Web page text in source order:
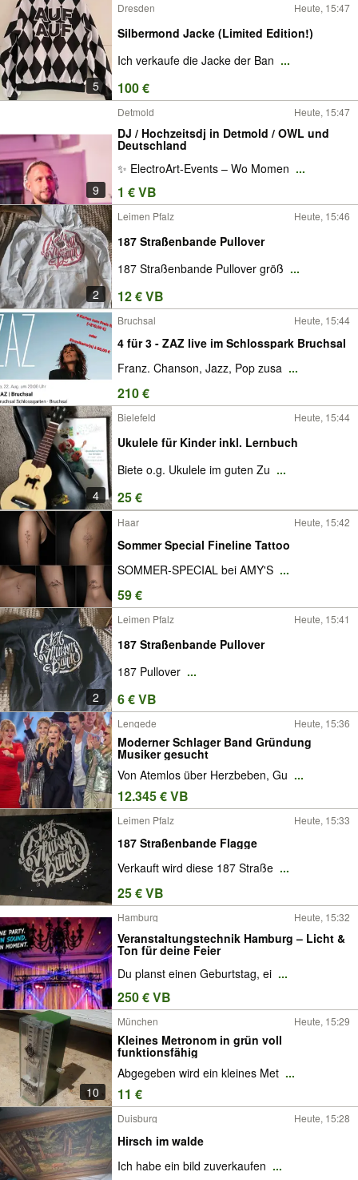
5
Dresden Heute, 15:47
Silbermond Jacke (Limited Edition!)
Ich verkaufe die Jacke der Ban ...
100 €
9
Detmold Heute, 15:47
DJ / Hochzeitsdj in Detmold / OWL und
Deutschland
✨ ElectroArt-Events – Wo Momen ...
1 € VB
2
Leimen Pfalz Heute, 15:46
187 Straßenbande Pullover
187 Straßenbande Pullover größ ...
12 € VB
Bruchsal Heute, 15:44
4 für 3 - ZAZ live im Schlosspark Bruchsal
Franz. Chanson, Jazz, Pop zusa ...
210 €
4
Bielefeld Heute, 15:44
Ukulele für Kinder inkl. Lernbuch
Biete o.g. Ukulele im guten Zu ...
25 €
Haar Heute, 15:42
Sommer Special Fineline Tattoo
SOMMER-SPECIAL bei AMY'S ...
59 €
2
Leimen Pfalz Heute, 15:41
187 Straßenbande Pullover
187 Pullover ...
6 € VB
Lengede Heute, 15:36
Moderner Schlager Band Gründung
Musiker gesucht
Von Atemlos über Herzbeben, Gu ...
12.345 € VB
Leimen Pfalz Heute, 15:33
187 Straßenbande Flagge
Verkauft wird diese 187 Straße ...
25 € VB
Hamburg Heute, 15:32
Veranstaltungstechnik Hamburg – Licht &
Ton für deine Feier
Du planst einen Geburtstag, ei ...
250 € VB
10
München Heute, 15:29
Kleines Metronom in grün voll
funktionsfähig
Abgegeben wird ein kleines Met ...
11 €
Duisburg Heute, 15:28
Hirsch im walde
Ich habe ein bild zuverkaufen ...